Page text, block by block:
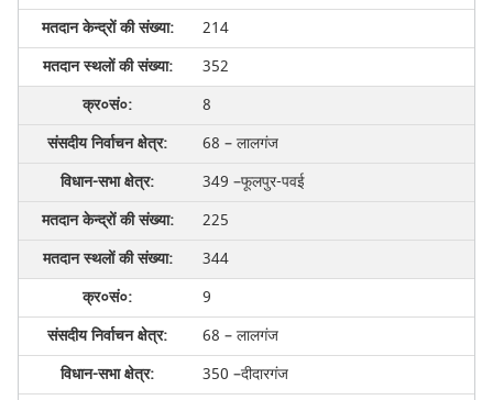
214
352
8
68 – लालगंज
349 –फूलपुर-पवई
225
344
9
68 – लालगंज
350 –दीदारगंज